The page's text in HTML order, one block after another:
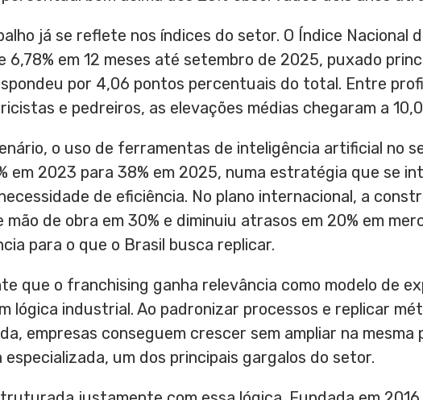
já se reflete nos índices do setor. O Índice Nacional
6,78% em 12 meses até setembro de 2025, puxado
por 4,06 pontos percentuais do total. Entre
e pedreiros, as elevações médias chegaram a
o uso de ferramentas de inteligência artificial no
em 2023 para 38% em 2025, numa estratégia que se
de eficiência. No plano internacional, a
mão de obra em 30% e diminuiu atrasos em 20% em
para o que o Brasil busca replicar.
que o franchising ganha relevância como modelo de
lógica industrial. Ao padronizar processos e replicar
empresas conseguem crescer sem ampliar na mesma
especializada, um dos principais gargalos do setor.